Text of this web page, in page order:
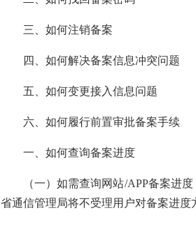
三、如何注销备案
四、如何解决备案信息冲突问题
五、如何变更接入信息问题
六、如何履行前置审批备案手续
一、如何查询备案进度
（一）如需查询网站/APP备案进
省通信管理局将不受理用户对备案进度